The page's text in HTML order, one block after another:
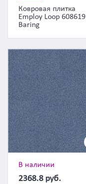
Ковровая плитка
Employ Loop 608619
Baring
В наличии
2368.8 руб.